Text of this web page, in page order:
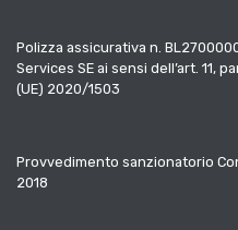
Polizza assicurativa n.
Services SE ai sensi dell’art. 11,
(UE) 2020/1503
Provvedimento sanzionatorio
2018